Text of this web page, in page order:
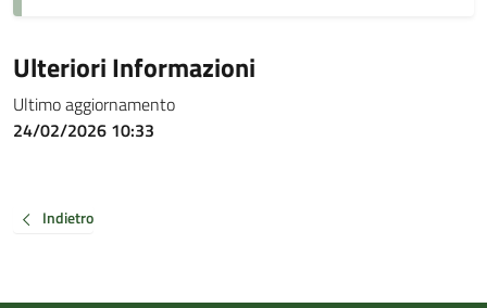
Ulteriori Informazioni
Ultimo aggiornamento
24/02/2026 10:33
Indietro